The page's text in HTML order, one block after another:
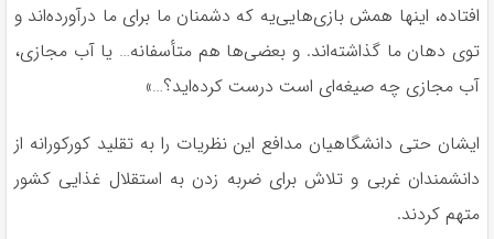
افتاده، اینها همش بازی‌هایی‌یه که دشمنان ما برای ما درآورده‌اند و
توی دهان ما گذاشته‌اند. و بعضی‌ها هم متأسفانه… یا آب مجازی،
آب مجازی چه صیغه‌ای است درست کرده‌اید؟…»
ایشان حتی دانشگاهیان مدافع این نظریات را به تقلید کورکورانه از
دانشمندان غربی و تلاش برای ضربه زدن به استقلال غذایی کشور
متهم کردند.